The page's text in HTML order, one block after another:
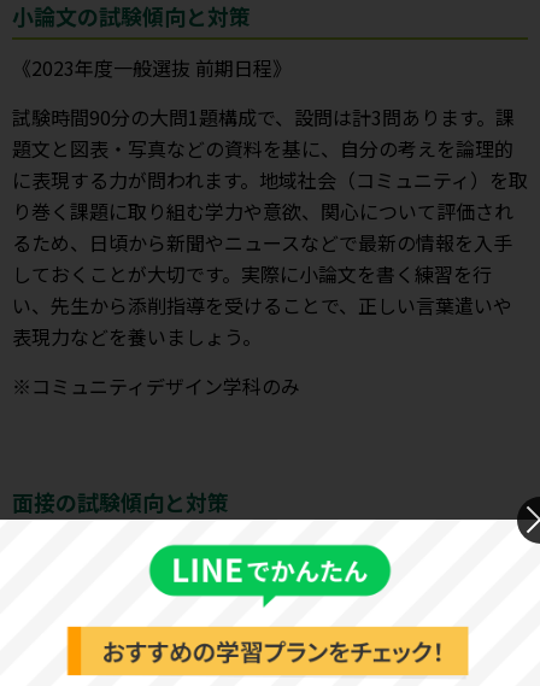
小論文の試験傾向と対策
《2023年度一般選抜 前期日程》
試験時間90分の大問1題構成で、設問は計3問あります。課
題文と図表・写真などの資料を基に、自分の考えを論理的
に表現する力が問われます。地域社会（コミュニティ）を取
り巻く課題に取り組む学力や意欲、関心について評価され
るため、日頃から新聞やニュースなどで最新の情報を入手
しておくことが大切です。実際に小論文を書く練習を行
い、先生から添削指導を受けることで、正しい言葉遣いや
表現力などを養いましょう。
※コミュニティデザイン学科のみ
面接の試験傾向と対策
《一般選抜 後期日程》
複数の面接員による1人あたり10～20分程度の個人面接と
なります。各学科ごとに、地域社会（コミュニティ）、建
築・都市デザイン、まちづくり及び社会基盤（インフラ）